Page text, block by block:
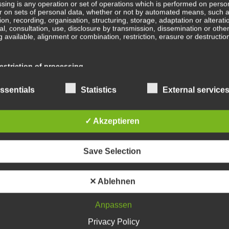
is any operation or set of operations which is performed on
on sets of personal data, whether or not by automated means, such
recording, organisation, structuring, storage, adaptation or
consultation, use, disclosure by transmission, dissemination or
available, alignment or combination, restriction, erasure or
of processing
of processing is the marking of stored personal data with the aim
their processing in the future.
means any form of automated processing of personal data consisting
of personal data to evaluate certain personal aspects relating to a
in particular to analyse or predict aspects concerning that natural
at work, economic situation, health, personal preferences,
behaviour, location or movements.
Statistics External services
✓ Akzeptieren
Save Selection
✕ Ablehnen
Anpassen
Privacy Policy